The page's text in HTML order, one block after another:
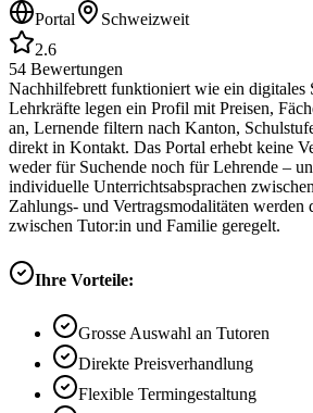
Portal
Schweizweit
2.6
54 Bewertungen
Nachhilfebrett funktioniert wie ein digitales
Lehrkräfte legen ein Profil mit Preisen,
an, Lernende filtern nach Kanton,
direkt in Kontakt. Das Portal erhebt keine
weder für Suchende noch für Lehrende –
individuelle Unterrichtsabsprachen
Zahlungs- und Vertragsmodalitäten werden
zwischen Tutor:in und Familie geregelt.
Ihre Vorteile:
Grosse Auswahl an Tutoren
Direkte Preisverhandlung
Flexible Termingestaltung